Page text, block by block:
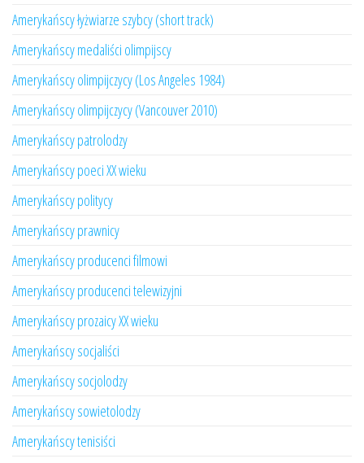
Amerykańscy łyżwiarze szybcy (short track)
Amerykańscy medaliści olimpijscy
Amerykańscy olimpijczycy (Los Angeles 1984)
Amerykańscy olimpijczycy (Vancouver 2010)
Amerykańscy patrolodzy
Amerykańscy poeci XX wieku
Amerykańscy politycy
Amerykańscy prawnicy
Amerykańscy producenci filmowi
Amerykańscy producenci telewizyjni
Amerykańscy prozaicy XX wieku
Amerykańscy socjaliści
Amerykańscy socjolodzy
Amerykańscy sowietolodzy
Amerykańscy tenisiści